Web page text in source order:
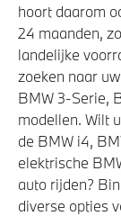
hoort daarom
24 maanden,
landelijke
zoeken naar
BMW 3-Serie,
modellen. Wilt
de BMW i4,
elektrische
auto rijden?
diverse opties